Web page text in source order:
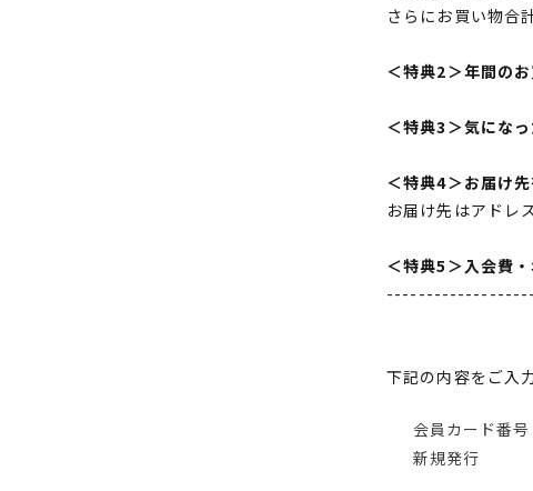
さらにお買い物合
＜特典2＞年間の
＜特典3＞気にな
＜特典4＞お届け
お届け先はアドレ
＜特典5＞入会費
下記の内容をご入
会員カード番号
新規発行